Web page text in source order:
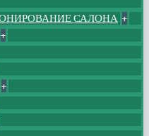
САЛОНА +
+
+